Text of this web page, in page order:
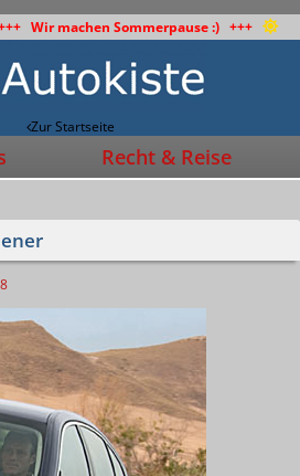
Wir machen Sommerpause :) +++
Zur Startseite
Recht & Reise